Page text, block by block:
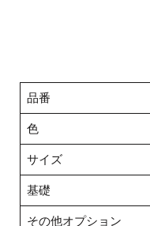
品番
色
サイズ
基礎
その他オプション